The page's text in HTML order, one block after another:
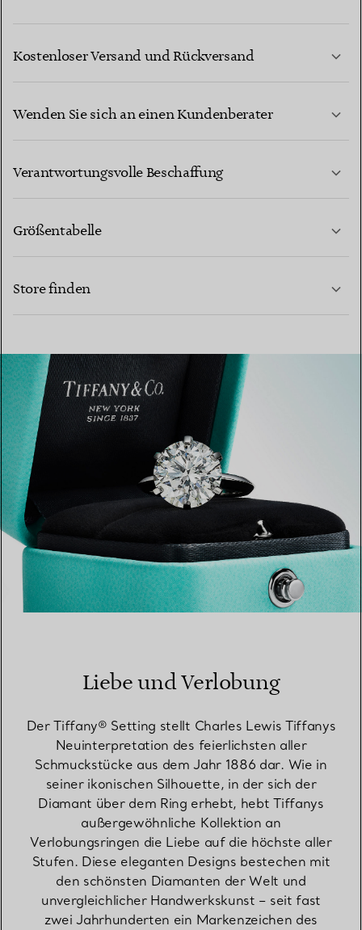
Kostenloser Versand und Rückversand
Wenden Sie sich an einen Kundenberater
Verantwortungsvolle Beschaffung
MEHR ERFAHREN
Größentabelle
Store finden
EINEN STORE IN IHRER NÄHE FINDEN
Liebe und Verlobung
Der Tiffany® Setting stellt Charles Lewis Tiffanys
Neuinterpretation des feierlichsten aller
Schmuckstücke aus dem Jahr 1886 dar. Wie in
seiner ikonischen Silhouette, in der sich der
Diamant über dem Ring erhebt, hebt Tiffanys
außergewöhnliche Kollektion an
Verlobungsringen die Liebe auf die höchste aller
Stufen. Diese eleganten Designs bestechen mit
den schönsten Diamanten der Welt und
unvergleichlicher Handwerkskunst – seit fast
zwei Jahrhunderten ein Markenzeichen des